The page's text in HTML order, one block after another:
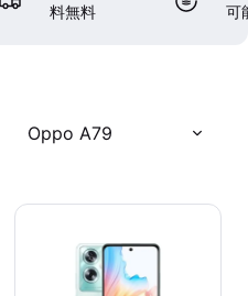
料無料
可
Oppo A79